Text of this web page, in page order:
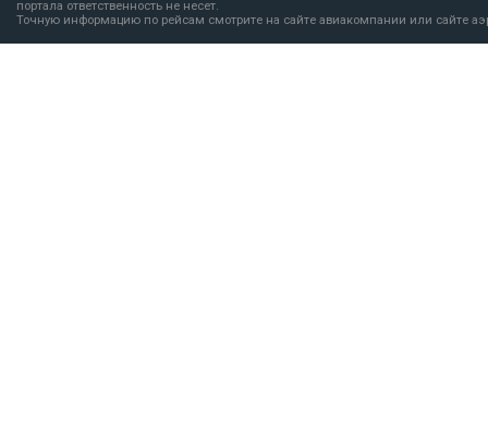
портала ответственность не несет.
Точную информацию по рейсам смотрите на сайте авиакомпании или сайте